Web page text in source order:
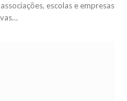
escolas e empresas